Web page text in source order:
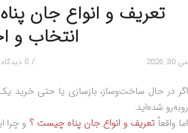
تعریف و انواع جان
انتخاب و
می 30, 2026 / 0 دیدگاه
اگر در حال ساخت‌وساز، بازسازی یا حتی خرید یک
روبه‌رو شده‌اید.
اما واقعاً تعریف و انواع جان پناه چیست ؟ و چرا